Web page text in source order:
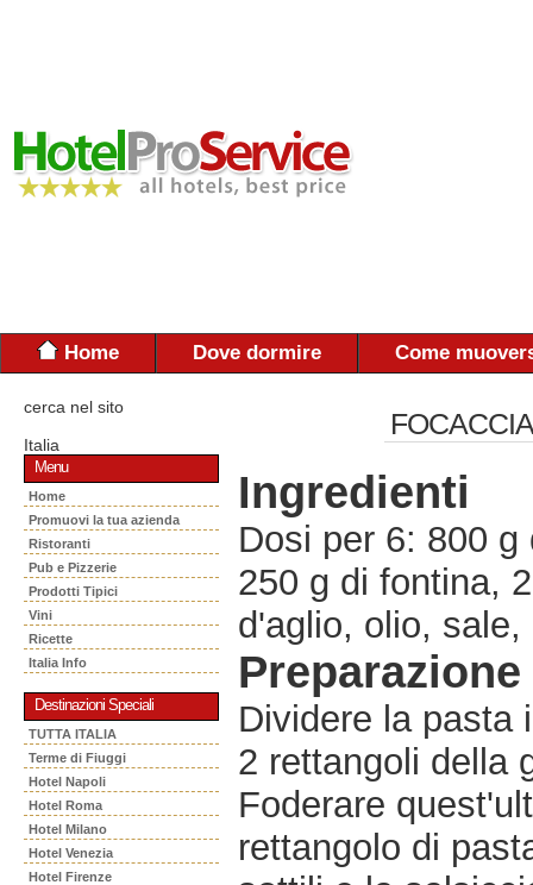
Home Dove dormire Come
cerca nel sito
Italia
Menu
Home
Promuovi la tua azienda
Ristoranti
Pub e Pizzerie
Prodotti Tipici
Vini
Ricette
Italia Info
Destinazioni Speciali
TUTTA ITALIA
Terme di Fiuggi
Hotel Napoli
Hotel Roma
Hotel Milano
Hotel Venezia
Hotel Firenze
Ingredienti
Dosi per 6: 800
250 g di fontina,
d'aglio, olio, sale,
Preparazione
Dividere la pasta
2 rettangoli della
Foderare
rettangolo di